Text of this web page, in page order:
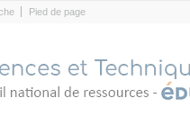
Pied de page